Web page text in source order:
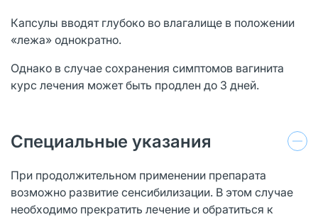
Капсулы вводят глубоко во влагалище в положении
«лежа» однократно.
Однако в случае сохранения симптомов вагинита
курс лечения может быть продлен до 3 дней.
Специальные указания
При продолжительном применении препарата
возможно развитие сенсибилизации. В этом случае
необходимо прекратить лечение и обратиться к